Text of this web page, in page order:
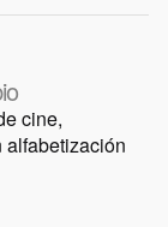
cine,
alfabetización